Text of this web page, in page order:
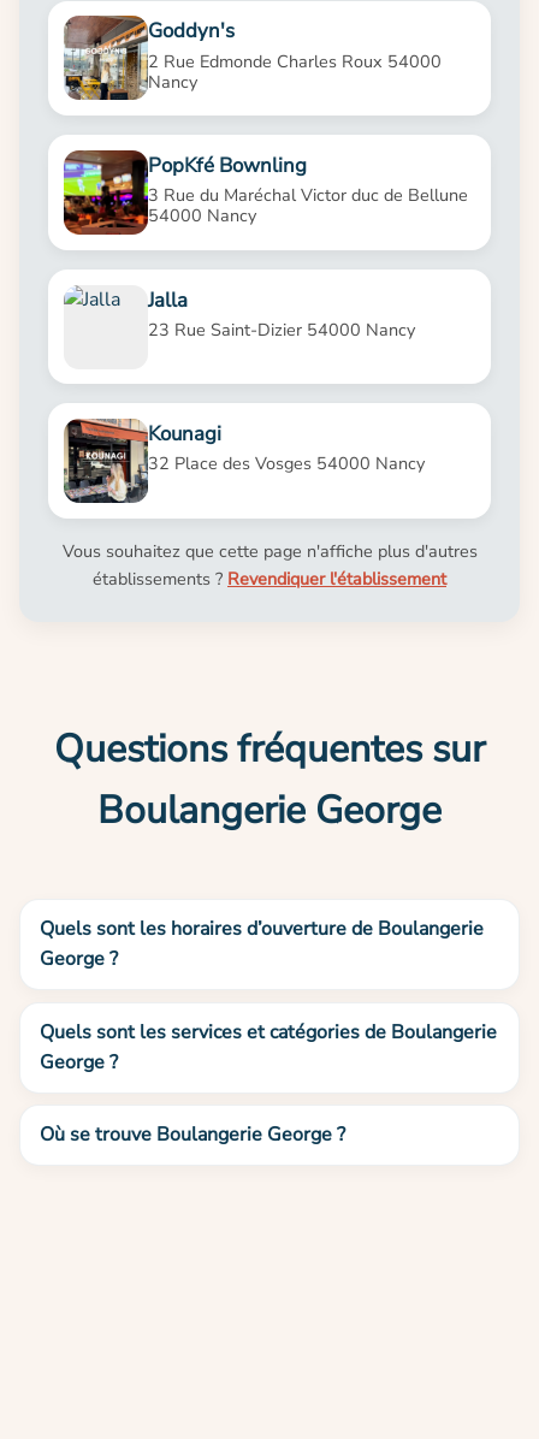
Goddyn's
2 Rue Edmonde Charles Roux 54000
Nancy
PopKfé Bownling
3 Rue du Maréchal Victor duc de Bellune
54000 Nancy
Jalla
23 Rue Saint-Dizier 54000 Nancy
Kounagi
32 Place des Vosges 54000 Nancy
Vous souhaitez que cette page n'affiche plus d'autres
établissements ? Revendiquer l'établissement
Questions fréquentes sur
Boulangerie George
Quels sont les horaires d’ouverture de Boulangerie
George ?
Quels sont les services et catégories de Boulangerie
George ?
Où se trouve Boulangerie George ?